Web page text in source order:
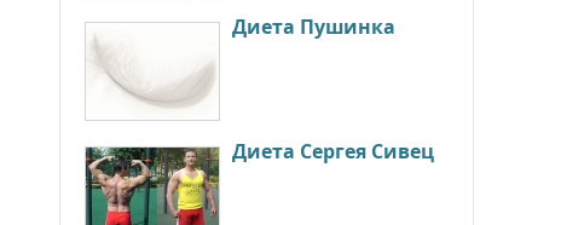
Диета Пушинка
Диета Сергея Сивец